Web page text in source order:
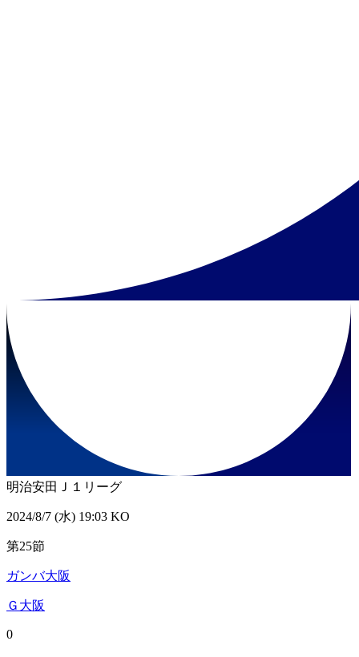
明治安田Ｊ１リーグ
2024/8/7 (水) 19:03 KO
第25節
ガンバ大阪
Ｇ大阪
0